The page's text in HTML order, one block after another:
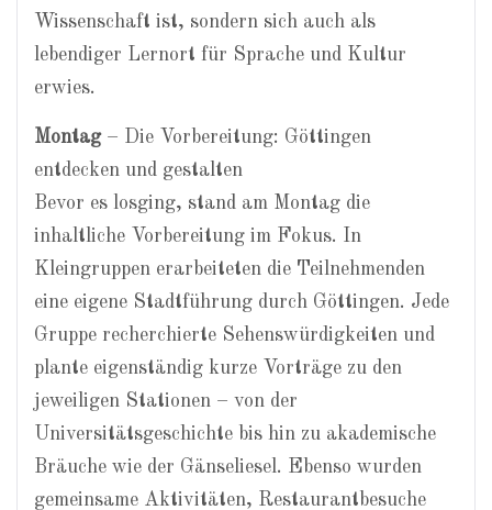
Wissenschaft ist, sondern sich auch als
lebendiger Lernort für Sprache und Kultur
erwies.
Montag– Die Vorbereitung: Göttingen
entdecken und gestalten
Bevor es losging, stand am Montag die
inhaltliche Vorbereitung im Fokus. In
Kleingruppen erarbeiteten die Teilnehmenden
eine eigene Stadtführung durch Göttingen. Jede
Gruppe recherchierte Sehenswürdigkeiten und
plante eigenständig kurze Vorträge zu den
jeweiligen Stationen – von der
Universitätsgeschichte bis hin zu akademische
Bräuche wie der Gänseliesel. Ebenso wurden
gemeinsame Aktivitäten, Restaurantbesuche